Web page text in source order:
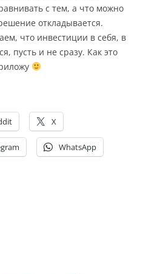
с тем, а что можно
откладывается.
что инвестиции в себя, в
пусть и не сразу. Как это
X
WhatsApp